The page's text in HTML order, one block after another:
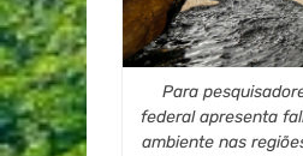
Para
federal apresenta
ambiente nas